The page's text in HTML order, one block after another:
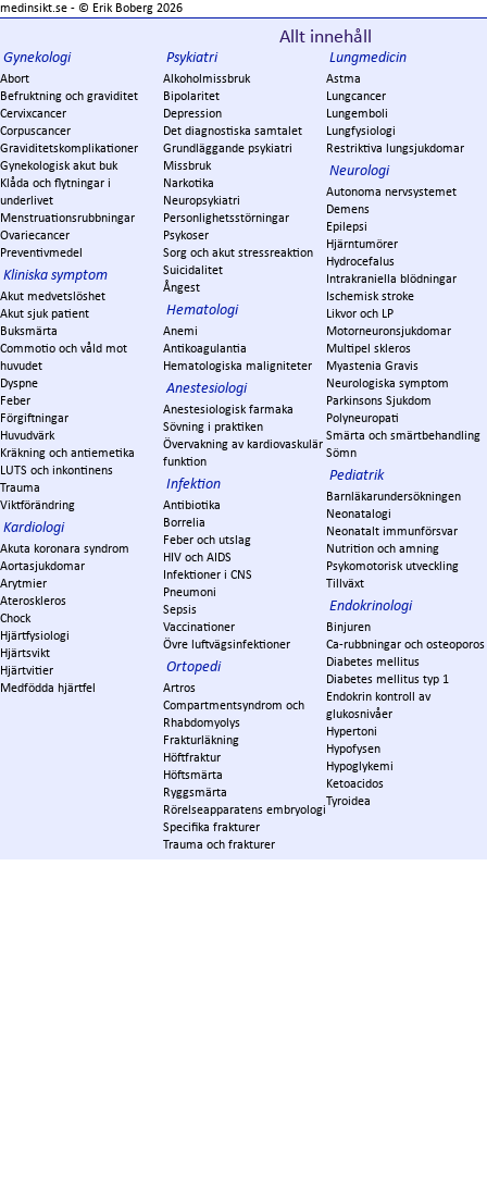
medinsikt.se - © Erik Boberg 2026
Allt innehåll
Gynekologi
Abort
Befruktning och graviditet
Cervixcancer
Corpuscancer
Graviditetskomplikationer
Gynekologisk akut buk
Klåda och flytningar i
underlivet
Menstruationsrubbningar
Ovariecancer
Preventivmedel
Kliniska symptom
Akut medvetslöshet
Akut sjuk patient
Buksmärta
Commotio och våld mot
huvudet
Dyspne
Feber
Förgiftningar
Huvudvärk
Kräkning och antiemetika
LUTS och inkontinens
Trauma
Viktförändring
Kardiologi
Akuta koronara syndrom
Aortasjukdomar
Arytmier
Ateroskleros
Chock
Hjärtfysiologi
Hjärtsvikt
Hjärtvitier
Medfödda hjärtfel
Psykiatri
Alkoholmissbruk
Bipolaritet
Depression
Det diagnostiska samtalet
Grundläggande psykiatri
Missbruk
Narkotika
Neuropsykiatri
Personlighetsstörningar
Psykoser
Sorg och akut stressreaktion
Suicidalitet
Ångest
Hematologi
Anemi
Antikoagulantia
Hematologiska maligniteter
Anestesiologi
Anestesiologisk farmaka
Sövning i praktiken
Övervakning av kardiovaskulär
funktion
Infektion
Antibiotika
Borrelia
Feber och utslag
HIV och AIDS
Infektioner i CNS
Pneumoni
Sepsis
Vaccinationer
Övre luftvägsinfektioner
Ortopedi
Artros
Compartmentsyndrom och
Rhabdomyolys
Frakturläkning
Höftfraktur
Höftsmärta
Ryggsmärta
Rörelseapparatens embryologi
Specifika frakturer
Trauma och frakturer
Lungmedicin
Astma
Lungcancer
Lungemboli
Lungfysiologi
Restriktiva lungsjukdomar
Neurologi
Autonoma nervsystemet
Demens
Epilepsi
Hjärntumörer
Hydrocefalus
Intrakraniella blödningar
Ischemisk stroke
Likvor och LP
Motorneuronsjukdomar
Multipel skleros
Myastenia Gravis
Neurologiska symptom
Parkinsons Sjukdom
Polyneuropati
Smärta och smärtbehandling
Sömn
Pediatrik
Barnläkarundersökningen
Neonatalogi
Neonatalt immunförsvar
Nutrition och amning
Psykomotorisk utveckling
Tillväxt
Endokrinologi
Binjuren
Ca-rubbningar och osteoporos
Diabetes mellitus
Diabetes mellitus typ 1
Endokrin kontroll av
glukosnivåer
Hypertoni
Hypofysen
Hypoglykemi
Ketoacidos
Tyroidea